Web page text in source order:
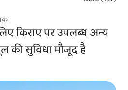
किराए पर उपलब्ध अन्य
की सुविधा मौजूद है